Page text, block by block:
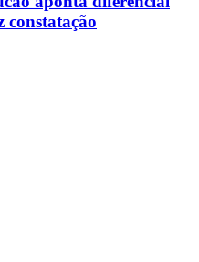
constatação